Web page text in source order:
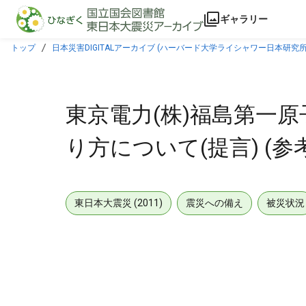
本文に飛ぶ
ギャラリー
トップ 日本災害DIGITALアーカイブ (ハーバード大学ライシャワー日本研究
東京電力(株)福島第一
り方について(提言) (参
東日本大震災 (2011) 震災への備え 被災状況